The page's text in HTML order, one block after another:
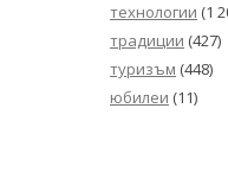
технологии (1
традиции (427)
туризъм (448)
юбилеи (11)